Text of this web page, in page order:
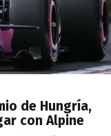
de Hungría,
con Alpine